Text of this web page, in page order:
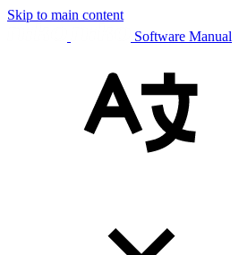
Skip to main content
Software Manual